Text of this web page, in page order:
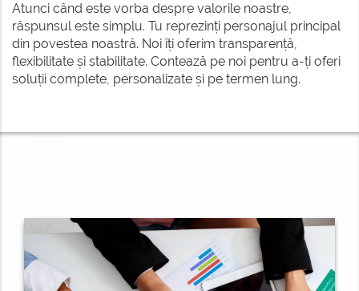
Atunci când este vorba despre valorile noastre,
răspunsul este simplu. Tu reprezinți personajul principal
din povestea noastră. Noi îți oferim transparență,
flexibilitate și stabilitate. Contează pe noi pentru a-ți oferi
soluții complete, personalizate și pe termen lung.